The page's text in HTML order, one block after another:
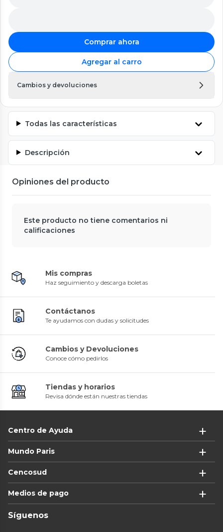
Comprar ahora
Agregar al carro
Cambios y devoluciones
Todas las características
Descripción
Opiniones del producto
Este producto no tiene comentarios ni
calificaciones
Mis compras
Haz seguimiento y descarga boletas
Contáctanos
Te ayudamos con dudas y solicitudes
Cambios y Devoluciones
Conoce cómo pedirlos
Tiendas y horarios
Revisa dónde están nuestras tiendas
Centro de Ayuda
Mundo Paris
Cencosud
Medios de pago
Síguenos